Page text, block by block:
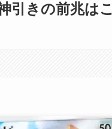
引きの前兆は